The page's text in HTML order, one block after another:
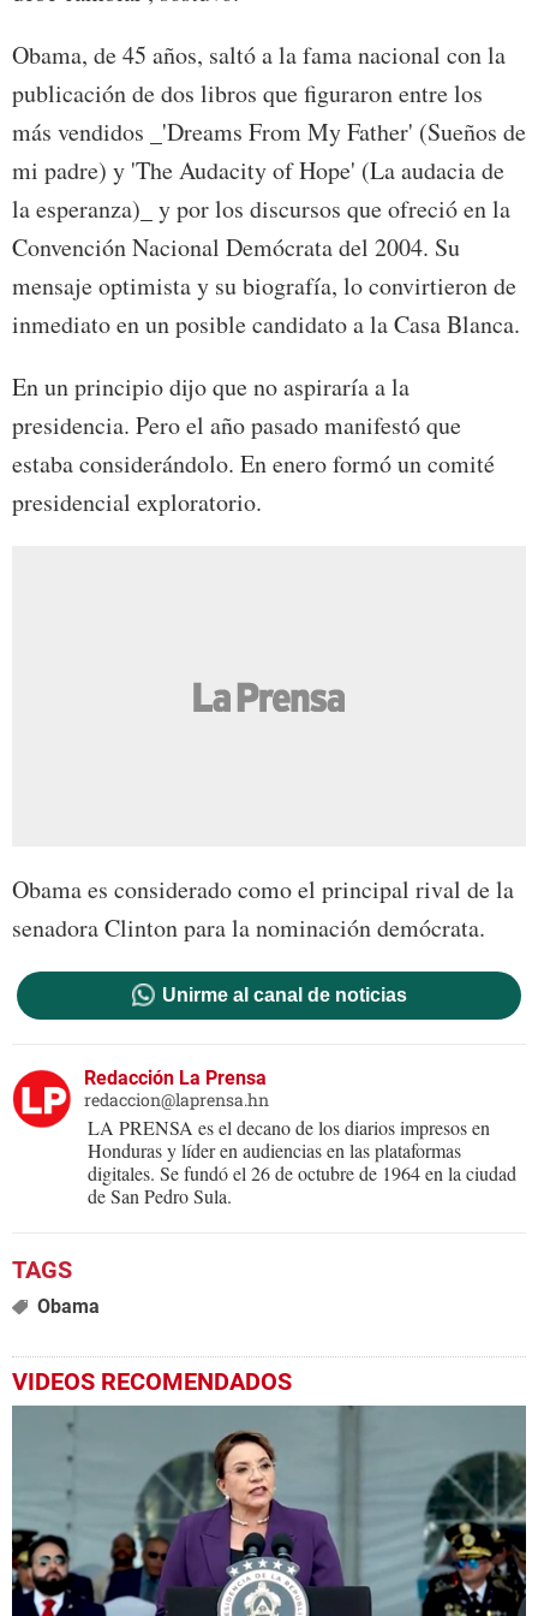
Obama, de 45 años, saltó a la fama nacional con la
publicación de dos libros que figuraron entre los
más vendidos _'Dreams From My Father' (Sueños de
mi padre) y 'The Audacity of Hope' (La audacia de
la esperanza)_ y por los discursos que ofreció en la
Convención Nacional Demócrata del 2004. Su
mensaje optimista y su biografía, lo convirtieron de
inmediato en un posible candidato a la Casa Blanca.
En un principio dijo que no aspiraría a la
presidencia. Pero el año pasado manifestó que
estaba considerándolo. En enero formó un comité
presidencial exploratorio.
Obama es considerado como el principal rival de la
senadora Clinton para la nominación demócrata.
Unirme al canal de noticias
Redacción La Prensa
redaccion@laprensa.hn
LA PRENSA es el decano de los diarios impresos en
Honduras y líder en audiencias en las plataformas
digitales. Se fundó el 26 de octubre de 1964 en la ciudad
de San Pedro Sula.
Obama
VIDEOS RECOMENDADOS